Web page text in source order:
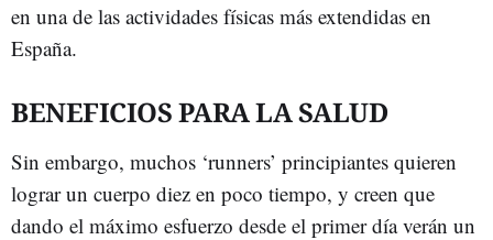
en una de las actividades físicas más extendidas en
España.
BENEFICIOS PARA LA SALUD
Sin embargo, muchos ‘runners’ principiantes quieren
lograr un cuerpo diez en poco tiempo, y creen que
dando el máximo esfuerzo desde el primer día verán un